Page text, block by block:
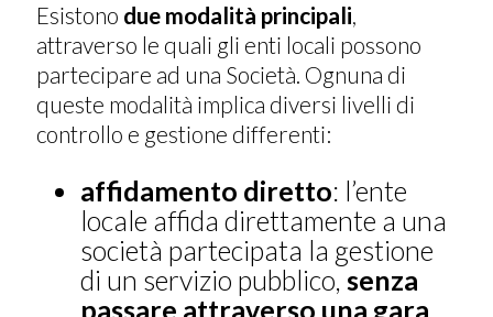
Esistono due modalità principali,
attraverso le quali gli enti locali possono
partecipare ad una Società. Ognuna di
queste modalità implica diversi livelli di
controllo e gestione differenti:
affidamento diretto: l’ente
locale affida direttamente a una
società partecipata la gestione
di un servizio pubblico, senza
passare attraverso una gara